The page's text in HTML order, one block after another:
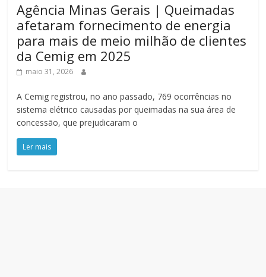
Agência Minas Gerais | Queimadas
afetaram fornecimento de energia
para mais de meio milhão de clientes
da Cemig em 2025
maio 31, 2026
A Cemig registrou, no ano passado, 769 ocorrências no
sistema elétrico causadas por queimadas na sua área de
concessão, que prejudicaram o
Ler mais